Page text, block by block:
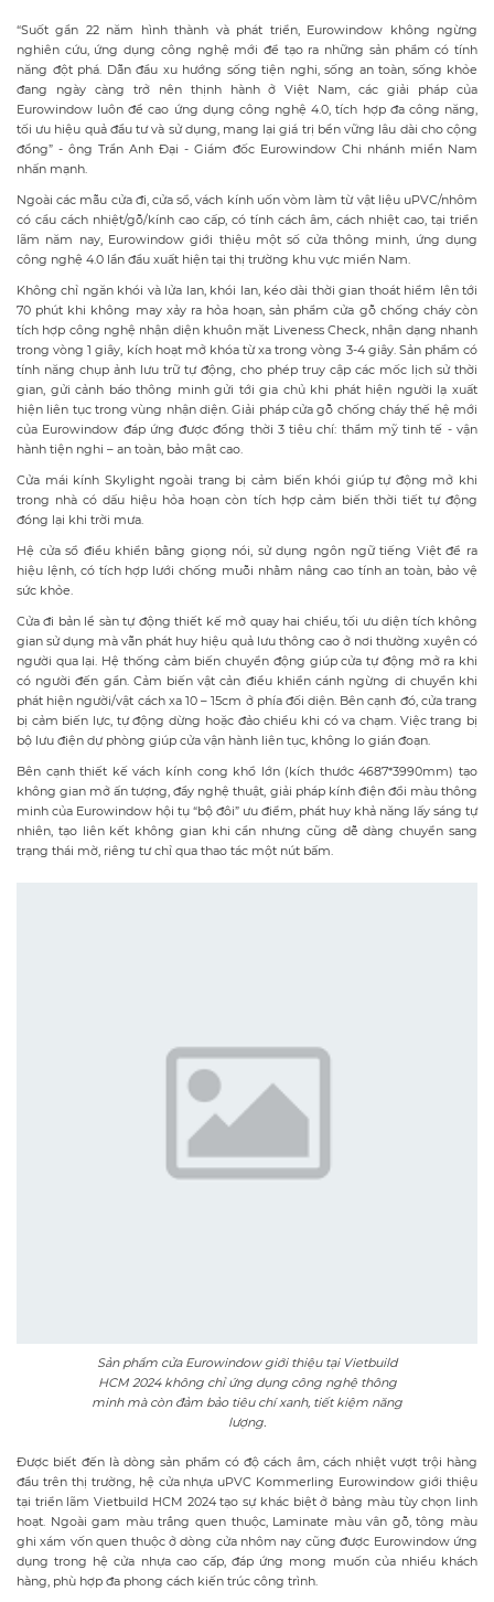
“Suốt gần 22 năm hình thành và phát triển, Eurowindow không ngừng
nghiên cứu, ứng dụng công nghệ mới để tạo ra những sản phẩm có tính
năng đột phá. Dẫn đầu xu hướng sống tiện nghi, sống an toàn, sống khỏe
đang ngày càng trở nên thịnh hành ở Việt Nam, các giải pháp của
Eurowindow luôn đề cao ứng dụng công nghệ 4.0, tích hợp đa công năng,
tối ưu hiệu quả đầu tư và sử dụng, mang lại giá trị bền vững lâu dài cho cộng
đồng” - ông Trần Anh Đại - Giám đốc Eurowindow Chi nhánh miền Nam
nhấn mạnh.
Ngoài các mẫu cửa đi, cửa sổ, vách kính uốn vòm làm từ vật liệu uPVC/nhôm
có cầu cách nhiệt/gỗ/kính cao cấp, có tính cách âm, cách nhiệt cao, tại triển
lãm năm nay, Eurowindow giới thiệu một số cửa thông minh, ứng dụng
công nghệ 4.0 lần đầu xuất hiện tại thị trường khu vực miền Nam.
Không chỉ ngăn khói và lửa lan, khói lan, kéo dài thời gian thoát hiểm lên tới
70 phút khi không may xảy ra hỏa hoạn, sản phẩm cửa gỗ chống cháy còn
tích hợp công nghệ nhận diện khuôn mặt Liveness Check, nhận dạng nhanh
trong vòng 1 giây, kích hoạt mở khóa từ xa trong vòng 3-4 giây. Sản phẩm có
tính năng chụp ảnh lưu trữ tự động, cho phép truy cập các mốc lịch sử thời
gian, gửi cảnh báo thông minh gửi tới gia chủ khi phát hiện người lạ xuất
hiện liên tục trong vùng nhận diện. Giải pháp cửa gỗ chống cháy thế hệ mới
của Eurowindow đáp ứng được đồng thời 3 tiêu chí: thẩm mỹ tinh tế - vận
hành tiện nghi – an toàn, bảo mật cao.
Cửa mái kính Skylight ngoài trang bị cảm biến khói giúp tự động mở khi
trong nhà có dấu hiệu hỏa hoạn còn tích hợp cảm biến thời tiết tự động
đóng lại khi trời mưa.
Hệ cửa sổ điều khiển bằng giọng nói, sử dụng ngôn ngữ tiếng Việt để ra
hiệu lệnh, có tích hợp lưới chống muỗi nhằm nâng cao tính an toàn, bảo vệ
sức khỏe.
Cửa đi bản lề sàn tự động thiết kế mở quay hai chiều, tối ưu diện tích không
gian sử dụng mà vẫn phát huy hiệu quả lưu thông cao ở nơi thường xuyên có
người qua lại. Hệ thống cảm biến chuyển động giúp cửa tự động mở ra khi
có người đến gần. Cảm biến vật cản điều khiển cánh ngừng di chuyển khi
phát hiện người/vật cách xa 10 – 15cm ở phía đối diện. Bên cạnh đó, cửa trang
bị cảm biến lực, tự động dừng hoặc đảo chiều khi có va chạm. Việc trang bị
bộ lưu điện dự phòng giúp cửa vận hành liên tục, không lo gián đoạn.
Bên cạnh thiết kế vách kính cong khổ lớn (kích thước 4687*3990mm) tạo
không gian mở ấn tượng, đầy nghệ thuật, giải pháp kính điện đổi màu thông
minh của Eurowindow hội tụ “bộ đôi” ưu điểm, phát huy khả năng lấy sáng tự
nhiên, tạo liên kết không gian khi cần nhưng cũng dễ dàng chuyển sang
trạng thái mờ, riêng tư chỉ qua thao tác một nút bấm.
hoạt. Ngoài gam màu trắng quen thuộc, Laminate màu vân gỗ, tông màu
ghi xám vốn quen thuộc ở dòng cửa nhôm nay cũng được Eurowindow ứng
dụng trong hệ cửa nhựa cao cấp, đáp ứng mong muốn của nhiều khách
hàng, phù hợp đa phong cách kiến trúc công trình.
Đổi mổi mới để nâng cao chất lượng sản phẩm, hướng tới tiêu chí bền vững,
thân thiện với môi trường, tại triển lãm lần này, Eurowindow còn giới thiệu
sản phẩm cửa nhôm cao cấp ứng dụng công nghệ mạ Anode, có độ bền cao,
chống chịu được điều kiện thời tiết khắc nghiệt, tạo diện mạo thẩm mỹ sang
trọng cho công trình.
Ấn tượng loạt giải pháp mới của Eurowindow, ngay trong ngày đầu triển lãm,
một số khách hàng đã ký hợp đồng mua và lắp đặt sản phẩm cho công trình